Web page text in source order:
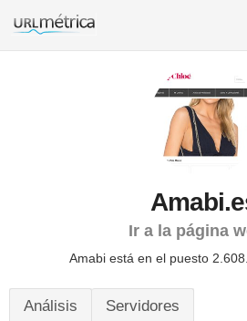
Ir a la página
Amabi está en el puesto
Análisis Servidores